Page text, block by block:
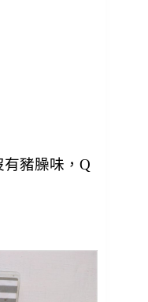
豬臊味，Q